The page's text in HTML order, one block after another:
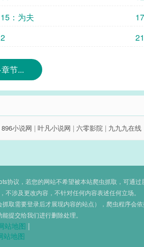
15：为夫
17
2 21
节...
896小说网 | 叶凡小说网 | 六零影院 | 九九九在线
议，若您的网站不希望被本站爬虫抓取，可通过
涉及更改内容，不针对任何内容表述任何立场。
需要登录后才展现内容的站点），爬虫程序会依
提交给我们进行删除处理。
站地图 |
站地图